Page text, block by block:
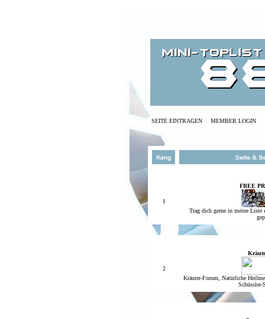
SEITE EINTRAGEN MEMBER LOGIN
1
FREE
Trag dich gerne in meine
2
Kräuter-Forum, Natürliche
Schüssler-